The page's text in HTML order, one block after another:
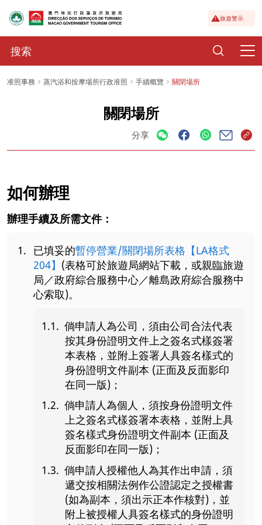
旅遊警示
准照事務 蒸汽浴和按摩場所行政准照 手續概覽 關閉場所
關閉場所
分享
如何辦理
辦理手續及所需文件：
已填妥的暫停營業/關閉場所表格【LA格式
204】 (表格可於旅遊局網站下載，或親臨旅遊
局／政府綜合服務中心／離島政府綜合服務中
心索取)。
倘申請人為公司，須由公司合法代表
按其身份證明文件上之簽名式樣簽署
本表格，並附上簽署人具簽名樣式的
身份證明文件副本 (正面及反面影印
在同一版)；
倘申請人為個人，須按身份證明文件
上之簽名式樣簽署本表格，並附上具
簽名樣式身份證明文件副本 (正面及
反面影印在同一版)；
倘申請人授權他人為其作出申請，須
遞交按相關法例作公證認定之授權書
(如為副本，須出示正本作核對)，並
附上被授權人具簽名樣式的身份證明